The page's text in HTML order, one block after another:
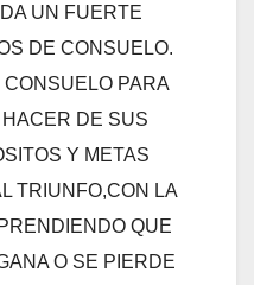
UN FUERTE
DE CONSUELO.
CONSUELO PARA
DE SUS
Y METAS
TRIUNFO,CON LA
QUE
O SE PIERDE